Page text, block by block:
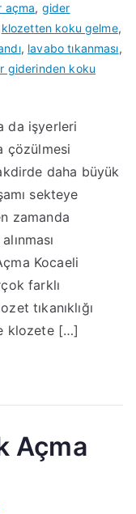
açma, gider
klozetten koku gelme,
, lavabo tıkanması,
giderinden koku
da işyerleri
çözülmesi
daha büyük
sekteye
zamanda
Kocaeli
farklı
tıkanıklığı
klozete […]
Açma